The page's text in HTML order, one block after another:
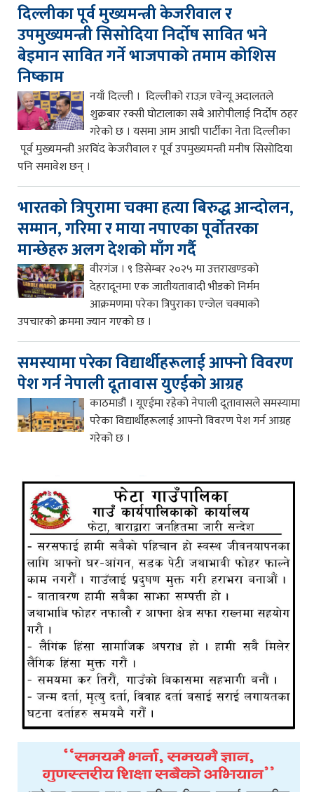
दिल्लीका पूर्व मुख्यमन्त्री केजरीवाल र
उपमुख्यमन्त्री सिसोदिया निर्दोष सावित भने
बेइमान सावित गर्ने भाजपाको तमाम कोशिस
निष्काम
नयाँ दिल्ली । दिल्लीको राउज़ एवेन्यू अदालतले
शुक्रबार रक्सी घोटालाका सबै आरोपीलाई निर्दोष ठहर
गरेको छ । यसमा आम आद्मी पार्टीका नेता दिल्लीका
पूर्व मुख्यमन्त्री अरविंद केजरीवाल र पूर्व उपमुख्यमन्त्री मनीष सिसोदिया
पनि समावेश छन् ।
भारतको त्रिपुरामा चक्मा हत्या बिरुद्ध आन्दोलन,
सम्मान, गरिमा र माया नपाएका पूर्वोतरका
मान्छेहरु अलग देशको माँग गर्दै
वीरगंज । ९ डिसेम्बर २०२५ मा उत्तराखण्डको
देहरादूनमा एक जातीयतावादी भीडको निर्मम
आक्रमणमा परेका त्रिपुराका एन्जेल चक्माको
उपचारको क्रममा ज्यान गएको छ ।
समस्यामा परेका विद्यार्थीहरूलाई आफ्नो विवरण
पेश गर्न नेपाली दूतावास युएईको आग्रह
काठमाडौं । यूएईमा रहेको नेपाली दूतावासले समस्यामा
परेका विद्यार्थीहरूलाई आफ्नो विवरण पेश गर्न आग्रह
गरेको छ ।